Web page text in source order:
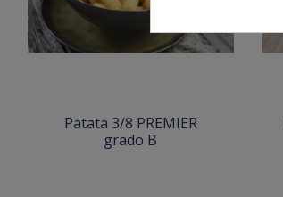
Patata 3/8 PREMIER
grado B